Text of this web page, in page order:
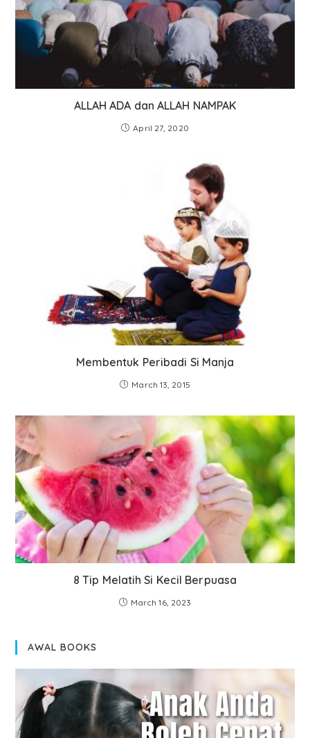
ALLAH ADA dan ALLAH NAMPAK
April 27, 2020
Membentuk Peribadi Si Manja
March 13, 2015
8 Tip Melatih Si Kecil Berpuasa
March 16, 2023
AWAL BOOKS